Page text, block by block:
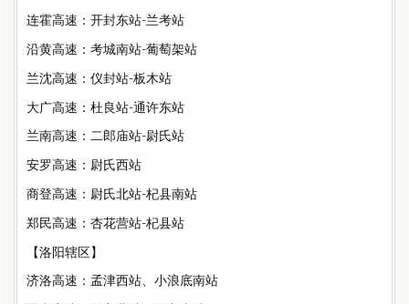
连霍高速：开封东站-兰考站
沿黄高速：考城南站-葡萄架站
兰沈高速：仪封站-板木站
大广高速：杜良站-通许东站
兰南高速：二郎庙站-尉氏站
安罗高速：尉氏西站
商登高速：尉氏北站-杞县南站
郑民高速：杏花营站-杞县站
【洛阳辖区】
济洛高速：孟津西站、小浪底南站